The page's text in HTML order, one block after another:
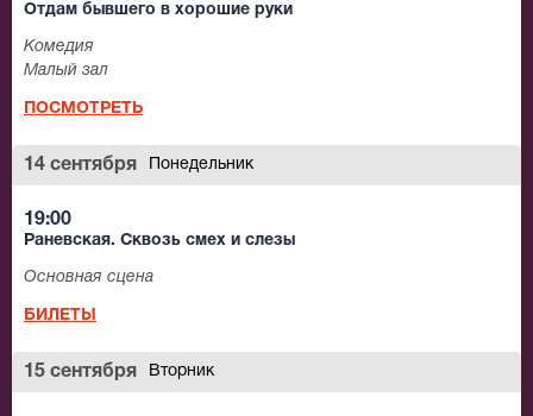
Отдам бывшего в хорошие руки
Комедия
Малый зал
ПОСМОТРЕТЬ
14 сентября Понедельник
19:00
Раневская. Сквозь смех и слезы
Основная сцена
БИЛЕТЫ
15 сентября Вторник